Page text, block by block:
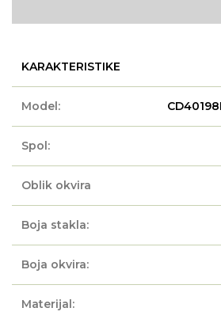
KARAKTERISTIKE
Model:
Spol:
Oblik okvira
Boja stakla:
Boja okvira:
Materijal: